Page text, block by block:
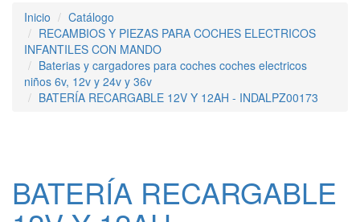
Inicio
Catálogo
RECAMBIOS Y PIEZAS PARA COCHES ELECTRICOS
INFANTILES CON MANDO
Baterias y cargadores para coches coches electricos
niños 6v, 12v y 24v y 36v
BATERÍA RECARGABLE 12V Y 12AH - INDALPZ00173
BATERÍA RECARGABLE